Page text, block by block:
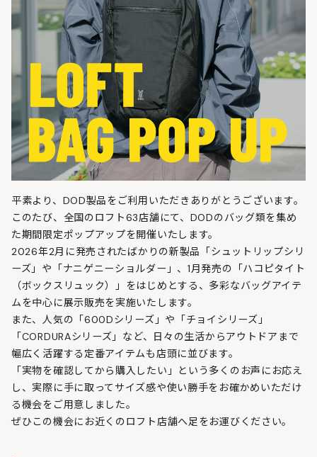
平素より、DOD製品をご利用いただきありがとうございます。
このたび、全国のロフト63店舗にて、DODのバッグ類を集め
た期間限定ポップアップを開催いたします。
2026年2月に発売されたばかりの新製品「シュットリップシリ
ーズ」や「ナニゲニーショルダー」、1月発売の「ハコピタイト
（ボックスリュック）」をはじめとする、多彩なバッグアイテ
ムを中心に展示販売を実施いたします。
また、人気の「600Dシリーズ」や「チョイシリーズ」
「CORDURAシリーズ」など、日々の生活からアウトドアまで
幅広く活躍する定番アイテムも店頭に並びます。
「実物を確認してから購入したい」という多くのお声にお応え
し、実際に手に取ってサイズ感や使い勝手をお確かめいただけ
る機会をご用意しました。
ぜひこの機会にお近くのロフト店舗へ足をお運びください。